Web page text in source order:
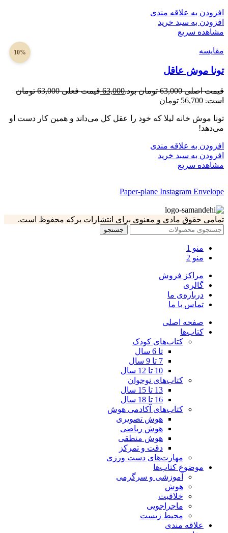
افزودن به علاقه مندی
افزودن به سبد خرید
مشاهده سریع
10% مقایسه
تونا موش عاقل
قیمت اصلی 63,000 تومان بود. 63,000
قیمت فعلی 63,000 تومان
است. 56,700 تومان
تونا موش خانه لیلا که خود را عقل کل می‌داند و همین کار دست او
می‌دهد!
افزودن به علاقه مندی
افزودن به سبد خرید
مشاهده سریع
Paper-plane Instagram Envelope
تمامی حقوق مادی و معنوی برای انتشارات برکه محفوظ است.
جستجو
منو 1
منو 2
مراکز فروش
گالری
درباره‌ی ما
تماس با ما
صفحه اصلی
کتاب‌ها
کتاب‌های کودک
تا 6 سال
7 تا 9 سال
10 تا 12 سال
کتاب‌های نوجوان
13 تا 15 سال
16 تا 18 سال
کتاب‌های آکادمی هوش
هوش تصویری
هوش ریاضی
هوش منطقی
دقت و تمرکز
مهارت‌های دست ورزی
موضوع کتاب‌ها
آموزشی و سرگرمی
هوش
خلاقیت
ماجراجویی
محیط زیست
علاقه مندی